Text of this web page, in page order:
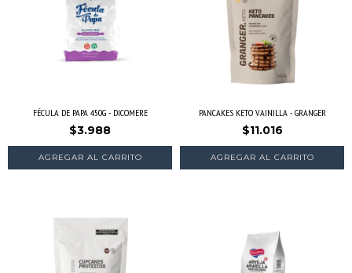
FÉCULA DE PAPA 450G - DICOMERE
$3.988
PANCAKES KETO VAINILLA - GRANGER
$11.016